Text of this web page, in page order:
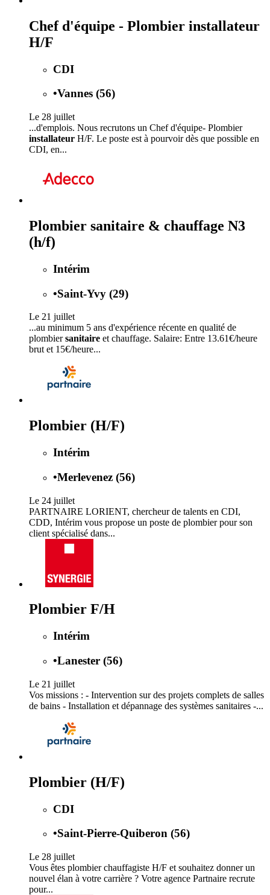
Chef d'équipe - Plombier installateur
H/F
CDI
•Vannes (56)
Le 28 juillet
...d'emplois. Nous recrutons un Chef d'équipe- Plombier
installateur H/F. Le poste est à pourvoir dès que possible en
CDI, en...
Plombier sanitaire & chauffage N3
(h/f)
Intérim
•Saint-Yvy (29)
Le 21 juillet
...au minimum 5 ans d'expérience récente en qualité de
plombiersanitaire et chauffage. Salaire: Entre 13.61€/heure
brut et 15€/heure...
Plombier (H/F)
Intérim
•Merlevenez (56)
Le 24 juillet
PARTNAIRE LORIENT, chercheur de talents en CDI,
CDD, Intérim vous propose un poste de plombier pour son
client spécialisé dans...
Plombier F/H
Intérim
•Lanester (56)
Le 21 juillet
Vos missions : - Intervention sur des projets complets de salles
de bains - Installation et dépannage des systèmes sanitaires -...
Plombier (H/F)
CDI
•Saint-Pierre-Quiberon (56)
Le 28 juillet
Vous êtes plombier chauffagiste H/F et souhaitez donner un
nouvel élan à votre carrière ? Votre agence Partnaire recrute
pour...